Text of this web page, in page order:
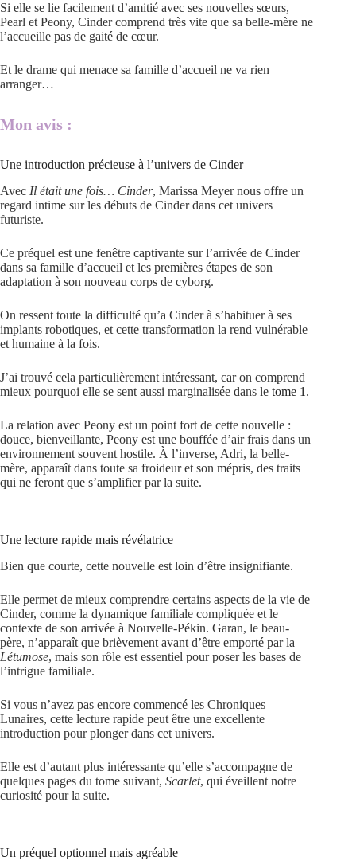
Si elle se lie facilement d’amitié avec ses nouvelles sœurs,
Pearl et Peony, Cinder comprend très vite que sa belle-mère ne
l’accueille pas de gaité de cœur.
Et le drame qui menace sa famille d’accueil ne va rien
arranger…
Mon avis :
Une introduction précieuse à l’univers de Cinder
Avec Il était une fois… Cinder, Marissa Meyer nous offre un
regard intime sur les débuts de Cinder dans cet univers
futuriste.
Ce préquel est une fenêtre captivante sur l’arrivée de Cinder
dans sa famille d’accueil et les premières étapes de son
adaptation à son nouveau corps de cyborg.
On ressent toute la difficulté qu’a Cinder à s’habituer à ses
implants robotiques, et cette transformation la rend vulnérable
et humaine à la fois.
J’ai trouvé cela particulièrement intéressant, car on comprend
mieux pourquoi elle se sent aussi marginalisée dans le tome 1 .
La relation avec Peony est un point fort de cette nouvelle :
douce, bienveillante, Peony est une bouffée d’air frais dans un
environnement souvent hostile. À l’inverse, Adri, la belle-
mère, apparaît dans toute sa froideur et son mépris, des traits
qui ne feront que s’amplifier par la suite.
Une lecture rapide mais révélatrice
Bien que courte, cette nouvelle est loin d’être insignifiante.
Elle permet de mieux comprendre certains aspects de la vie de
Cinder, comme la dynamique familiale compliquée et le
contexte de son arrivée à Nouvelle-Pékin. Garan, le beau-
père, n’apparaît que brièvement avant d’être emporté par la
Létumose, mais son rôle est essentiel pour poser les bases de
l’intrigue familiale.
Si vous n’avez pas encore commencé les Chroniques
Lunaires, cette lecture rapide peut être une excellente
introduction pour plonger dans cet univers.
Elle est d’autant plus intéressante qu’elle s’accompagne de
quelques pages du tome suivant, Scarlet, qui éveillent notre
curiosité pour la suite.
Un préquel optionnel mais agréable